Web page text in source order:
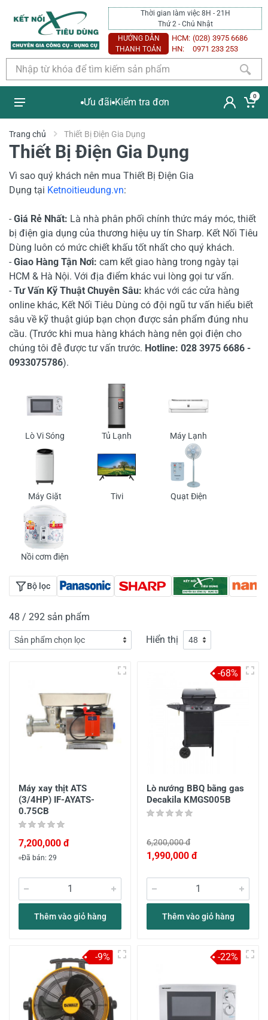
Thời gian làm việc 8H - 21H
Thứ 2 - Chủ Nhật
HƯỚNG DẪN
THANH TOÁN
HCM: (028) 3975 6686
HN:
0971 233 253
Ưu đãi Kiểm tra đơn
0
Trang chủ Thiết Bị Điện Gia Dụng
Thiết Bị Điện Gia Dụng
Vì sao quý khách nên mua Thiết Bị Điện Gia
Dụng tại Ketnoitieudung.vn:
- Giá Rẻ Nhất: Là nhà phân phối chính thức máy móc, thiết
bị điện gia dụng của thương hiệu uy tín Sharp. Kết Nối Tiêu
Dùng luôn có mức chiết khấu tốt nhất cho quý khách.
- Giao Hàng Tận Nơi: cam kết giao hàng trong ngày tại
HCM & Hà Nội. Với địa điểm khác vui lòng gọi tư vấn.
- Tư Vấn Kỹ Thuật Chuyên Sâu: khác với các cửa hàng
online khác, Kết Nối Tiêu Dùng có đội ngũ tư vấn hiểu biết
sâu về kỹ thuật giúp bạn chọn được sản phẩm đúng nhu
cầu. (Trước khi mua hàng khách hàng nên gọi điện cho
chúng tôi đễ được tư vấn trước. Hotline: 028 3975 6686 -
0933075786).
Lò Vi Sóng Tủ Lạnh Máy Lạnh
Máy Giặt Tivi Quạt Điện
Nồi cơm điện
Bộ lọc
48 / 292 sản phẩm
Hiển thị
Máy xay thịt ATS
(3/4HP) IF-AYATS-
0.75CB
7,200,000 đ
Đã bán: 29
Thêm vào giỏ hàng
Lò nướng BBQ bằng gas
Decakila KMGS005B
6,200,000 đ
1,990,000 đ
Thêm vào giỏ hàng
-68%
-9% -22%